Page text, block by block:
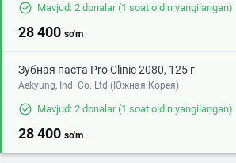
Mavjud: 2 donalar(1 soat oldin yangilangan)
28 400 so'm
Зубная паста Pro Clinic 2080, 125 г
Aekyung, Ind. Co. Ltd (Южная Корея)
Mavjud: 2 donalar(1 soat oldin yangilangan)
28 400 so'm